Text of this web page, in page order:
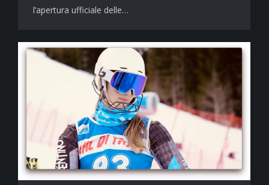
l’apertura ufficiale delle…